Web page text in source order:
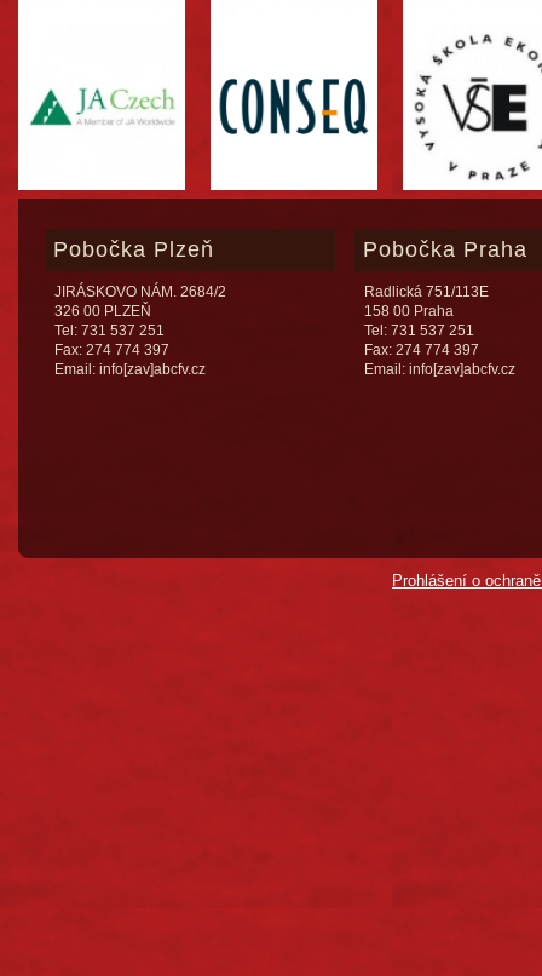
Pobočka Plzeň
JIRÁSKOVO NÁM. 2684/2
326 00 PLZEŇ
Tel: 731 537 251
Fax: 274 774 397
Email: info[zav]abcfv.cz
Pobočka Praha
Radlická 751/113E
158 00 Praha
Tel: 731 537 251
Fax: 274 774 397
Email: info[zav]abcfv.cz
Prohlášení o